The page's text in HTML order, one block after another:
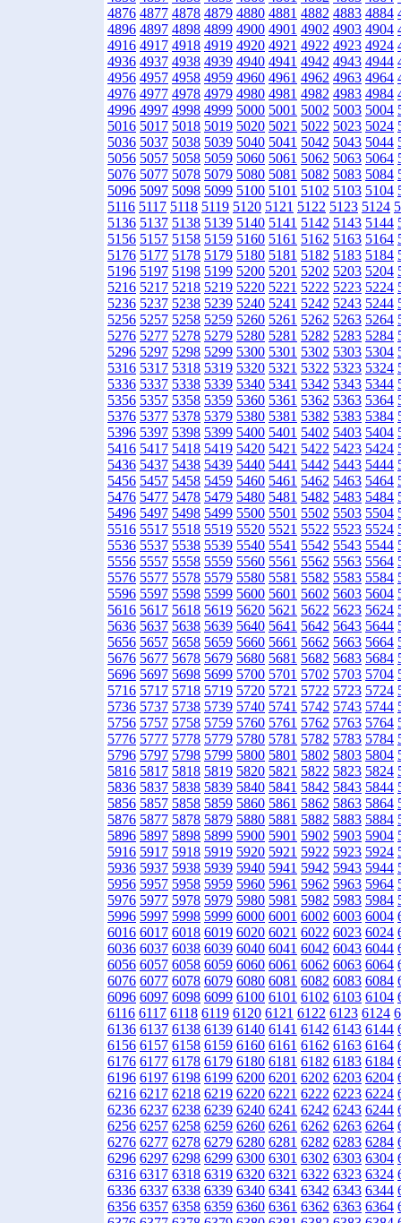
4876 4877 4878 4879 4880 4881 4882 4883 4884
4896 4897 4898 4899 4900 4901 4902 4903 4904
4916 4917 4918 4919 4920 4921 4922 4923 4924
4936 4937 4938 4939 4940 4941 4942 4943 4944
4956 4957 4958 4959 4960 4961 4962 4963 4964
4976 4977 4978 4979 4980 4981 4982 4983 4984
4996 4997 4998 4999 5000 5001 5002 5003 5004
5016 5017 5018 5019 5020 5021 5022 5023 5024
5036 5037 5038 5039 5040 5041 5042 5043 5044
5056 5057 5058 5059 5060 5061 5062 5063 5064
5076 5077 5078 5079 5080 5081 5082 5083 5084
5096 5097 5098 5099 5100 5101 5102 5103 5104
5116 5117 5118 5119 5120 5121 5122 5123 5124
5136 5137 5138 5139 5140 5141 5142 5143 5144
5156 5157 5158 5159 5160 5161 5162 5163 5164
5176 5177 5178 5179 5180 5181 5182 5183 5184
5196 5197 5198 5199 5200 5201 5202 5203 5204
5216 5217 5218 5219 5220 5221 5222 5223 5224
5236 5237 5238 5239 5240 5241 5242 5243 5244
5256 5257 5258 5259 5260 5261 5262 5263 5264
5276 5277 5278 5279 5280 5281 5282 5283 5284
5296 5297 5298 5299 5300 5301 5302 5303 5304
5316 5317 5318 5319 5320 5321 5322 5323 5324
5336 5337 5338 5339 5340 5341 5342 5343 5344
5356 5357 5358 5359 5360 5361 5362 5363 5364
5376 5377 5378 5379 5380 5381 5382 5383 5384
5396 5397 5398 5399 5400 5401 5402 5403 5404
5416 5417 5418 5419 5420 5421 5422 5423 5424
5436 5437 5438 5439 5440 5441 5442 5443 5444
5456 5457 5458 5459 5460 5461 5462 5463 5464
5476 5477 5478 5479 5480 5481 5482 5483 5484
5496 5497 5498 5499 5500 5501 5502 5503 5504
5516 5517 5518 5519 5520 5521 5522 5523 5524
5536 5537 5538 5539 5540 5541 5542 5543 5544
5556 5557 5558 5559 5560 5561 5562 5563 5564
5576 5577 5578 5579 5580 5581 5582 5583 5584
5596 5597 5598 5599 5600 5601 5602 5603 5604
5616 5617 5618 5619 5620 5621 5622 5623 5624
5636 5637 5638 5639 5640 5641 5642 5643 5644
5656 5657 5658 5659 5660 5661 5662 5663 5664
5676 5677 5678 5679 5680 5681 5682 5683 5684
5696 5697 5698 5699 5700 5701 5702 5703 5704
5716 5717 5718 5719 5720 5721 5722 5723 5724
5736 5737 5738 5739 5740 5741 5742 5743 5744
5756 5757 5758 5759 5760 5761 5762 5763 5764
5776 5777 5778 5779 5780 5781 5782 5783 5784
5796 5797 5798 5799 5800 5801 5802 5803 5804
5816 5817 5818 5819 5820 5821 5822 5823 5824
5836 5837 5838 5839 5840 5841 5842 5843 5844
5856 5857 5858 5859 5860 5861 5862 5863 5864
5876 5877 5878 5879 5880 5881 5882 5883 5884
5896 5897 5898 5899 5900 5901 5902 5903 5904
5916 5917 5918 5919 5920 5921 5922 5923 5924
5936 5937 5938 5939 5940 5941 5942 5943 5944
5956 5957 5958 5959 5960 5961 5962 5963 5964
5976 5977 5978 5979 5980 5981 5982 5983 5984
5996 5997 5998 5999 6000 6001 6002 6003 6004
6016 6017 6018 6019 6020 6021 6022 6023 6024
6036 6037 6038 6039 6040 6041 6042 6043 6044
6056 6057 6058 6059 6060 6061 6062 6063 6064
6076 6077 6078 6079 6080 6081 6082 6083 6084
6096 6097 6098 6099 6100 6101 6102 6103 6104
6116 6117 6118 6119 6120 6121 6122 6123 6124
6136 6137 6138 6139 6140 6141 6142 6143 6144
6156 6157 6158 6159 6160 6161 6162 6163 6164
6176 6177 6178 6179 6180 6181 6182 6183 6184
6196 6197 6198 6199 6200 6201 6202 6203 6204
6216 6217 6218 6219 6220 6221 6222 6223 6224
6236 6237 6238 6239 6240 6241 6242 6243 6244
6256 6257 6258 6259 6260 6261 6262 6263 6264
6276 6277 6278 6279 6280 6281 6282 6283 6284
6296 6297 6298 6299 6300 6301 6302 6303 6304
6316 6317 6318 6319 6320 6321 6322 6323 6324
6336 6337 6338 6339 6340 6341 6342 6343 6344
6356 6357 6358 6359 6360 6361 6362 6363 6364